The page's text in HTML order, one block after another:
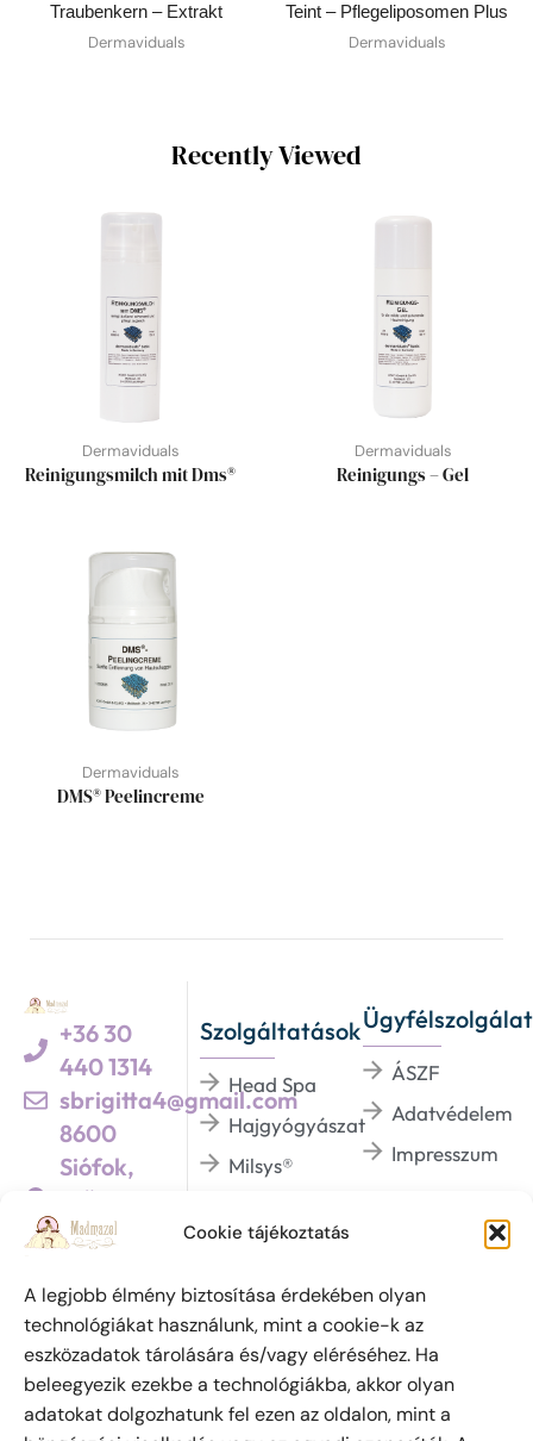
Cookie tájékoztatás
A legjobb élmény biztosítása érdekében olyan
technológiákat használunk, mint a cookie-k az
eszközadatok tárolására és/vagy eléréséhez. Ha
beleegyezik ezekbe a technológiákba, akkor olyan
adatokat dolgozhatunk fel ezen az oldalon, mint a
Traubenkern – Extrakt
Dermaviduals
Teint – Pflegeliposomen Plus
Dermaviduals
Recently Viewed
Dermaviduals
Reinigungsmilch mit Dms®
Dermaviduals
Reinigungs – Gel
Dermaviduals
DMS® Peelincreme
+36 30
440 1314
sbrigitta4@gmail.com
8600
Siófok,
Szűcs u. 5.
/Üzletek háza 1.
emeletén/
Szolgáltatások
Head Spa
Hajgyógyászat
Milsys®
BHSYS®
Ügyfélszolgálat
ÁSZF
Adatvédelem
Impresszum
Szabadalmi védjegy oltalom alatt áll. (azonosító
szám: 223 798) Az oldalon megjelent írásokat és